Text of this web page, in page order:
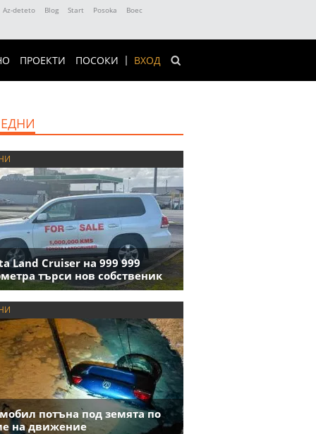
Az-deteto Blog Start Posoka
Boec
ВХОД
ПРОЕКТИ ПОСОКИ
Land Cruiser на 999 999
търси нов собственик
потъна под земята по
на движение